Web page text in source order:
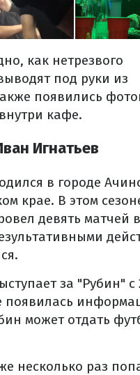
как нетрезвого
под руки из
появились
кафе.
Игнатьев
в городе
крае. В этом
девять матчей
за "Рубин" с
появилась
может отдать
несколько раз